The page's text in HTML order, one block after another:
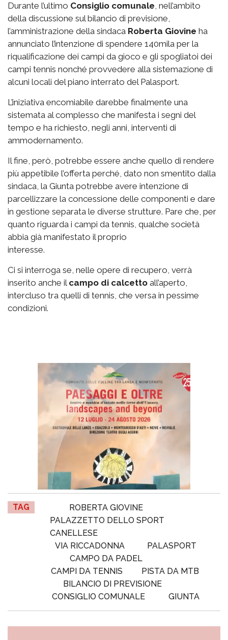
Durante l’ultimo Consiglio comunale, nell’ambito
della discussione sul bilancio di previsione,
l’amministrazione della sindaca Roberta Giovine ha
annunciato l’intenzione di spendere 140mila per la
riqualificazione dei campi da gioco e gli spogliatoi dei
campi tennis nonché provvedere alla sistemazione di
alcuni locali del piano interrato del Palasport.
L’iniziativa encomiabile darebbe finalmente una
sistemata al complesso che manifesta i segni del
tempo e ha richiesto, negli anni, interventi di
ammodernamento.
Il fine, però, potrebbe essere anche quello di rendere
più appetibile l’offerta perché, dato non smentito dalla
sindaca, la Giunta potrebbe avere intenzione di
parcellizzare la concessione delle componenti e dare
in gestione separata le diverse strutture. Pare che, per
quanto riguarda i campi da tennis, qualche società
abbia già manifestato il proprio
interesse.
Ci si interroga se, nelle opere di recupero, verrà
inserito anche il campo di calcetto all’aperto,
intercluso tra quelli di tennis, che versa in pessime
condizioni.
TAG
ROBERTA GIOVINE
PALAZZETTO DELLO SPORT
CANELLESE
VIA RICCADONNA
PALASPORT
CAMPO DA PADEL
CAMPI DA TENNIS
PISTA DA MTB
BILANCIO DI PREVISIONE
CONSIGLIO COMUNALE
GIUNTA